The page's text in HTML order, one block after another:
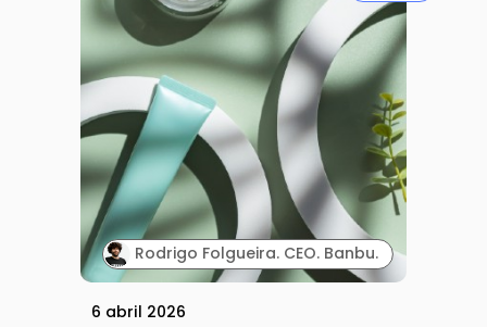
Rodrigo Folgueira. CEO. Banbu.
6 abril 2026